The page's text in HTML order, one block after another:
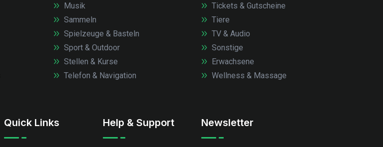
Musik
Sammeln
Spielzeuge & Basteln
Sport & Outdoor
Stellen & Kurse
Telefon & Navigation
Tickets & Gutscheine
Tiere
TV & Audio
Sonstige
Erwachsene
Wellness & Massage
Quick Links Help & Support Newsletter